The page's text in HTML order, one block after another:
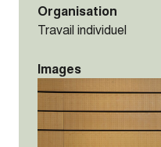
Organisation
Travail individuel
Images